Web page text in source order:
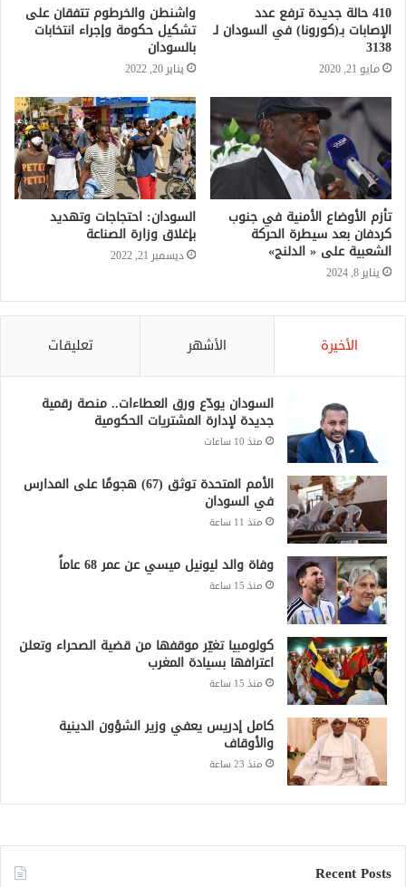
واشنطن والخرطوم تتفقان على
تشكيل حكومة وإجراء انتخابات
بالسودان
يناير 20, 2022
تأزم الأوضاع الأمنية في جنوب
كردفان بعد سيطرة الحركة
الشعبية على « الدلنج»
يناير 8, 2024
السودان: احتجاجات وتهديد
بإغلاق وزارة الصناعة
ديسمبر 21, 2022
الأخيرة الأشهر تعليقات
السودان يودّع ورق العطاءات.. منصة رقمية
جديدة لإدارة المشتريات الحكومية
منذ 10 ساعات
الأمم المتحدة توثق (67) هجومًا على المدارس
في السودان
منذ 11 ساعة
وفاة والد ليونيل ميسي عن عمر 68 عاماً
منذ 15 ساعة
كولومبيا تغيّر موقفها من قضية الصحراء وتعلن
اعترافها بسيادة المغرب
منذ 15 ساعة
كامل إدريس يعفي وزير الشؤون الدينية
والأوقاف
منذ 23 ساعة
Recent Posts